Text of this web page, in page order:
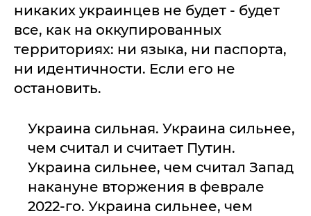
никаких украинцев не будет - будет
все, как на оккупированных
территориях: ни языка, ни паспорта,
ни идентичности. Если его не
остановить.
Украина сильная. Украина сильнее,
чем считал и считает Путин.
Украина сильнее, чем считал Запад
накануне вторжения в феврале
2022-го. Украина сильнее, чем